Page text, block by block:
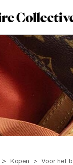
Kopen Voor het